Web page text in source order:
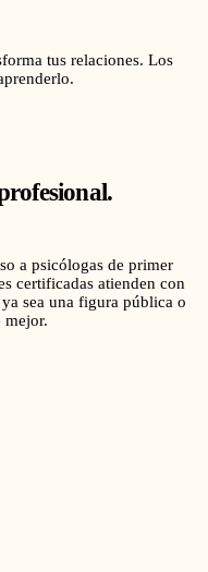
tus relaciones. Los
a psicólogas de primer
certificadas atienden con
sea una figura pública o
mejor.